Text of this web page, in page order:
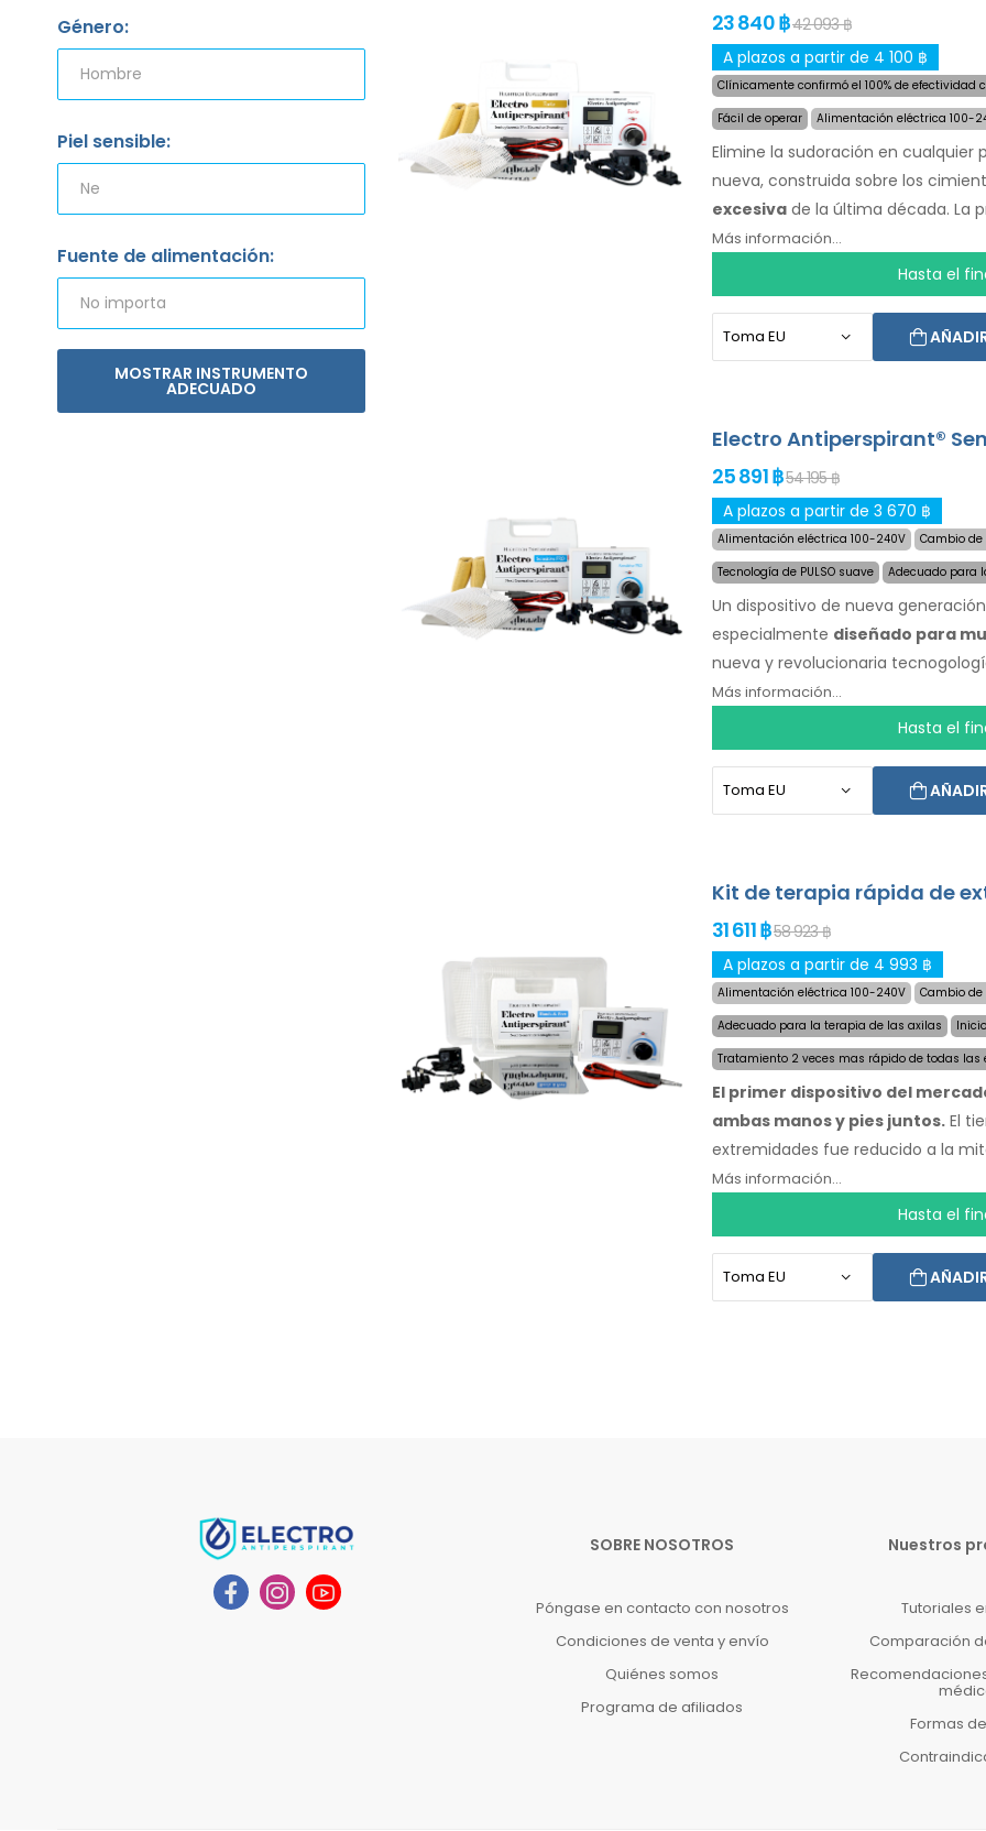
Género:
Piel sensible:
Fuente de alimentación:
MOSTRAR INSTRUMENTO
ADECUADO
insatisfacción y envío exprés
23 840 ฿42 093 ฿
A plazos a partir de 4 100 ฿
Clínicamente confirmó el 100% de efectividad
Fácil de operar
Alimentación eléctrica 100-
Elimine la sudoración en
nueva, construida sobre los
excesiva de la última década. La
que detuvo la sudoración en el
sudoración de tus manos, pies y
opcionales, la sudoración
glúteos, el pecho y otras áreas
durante mucho tiempo. Electro
disconformidad. Las intrucciones
Más información...
Hasta el
Electro Antiperspirant®
25 891 ฿54 195 ฿
A plazos a partir de 3 670 ฿
Alimentación eléctrica 100-240V Cambio
Tecnología de PULSO suave
Adecuado para
Un dispositivo de nueva
especialmente diseñado para
nueva y revolucionaria
un largo tiempo. Especialmente
manos sin ayuda de otras
producto ya incluye elenvío
devolución de dinero en caso
Más información...
Hasta el
Kit de terapia rápida de
31 611 ฿58 923 ฿
A plazos a partir de 4 993 ฿
Alimentación eléctrica 100-240V Cambio
Adecuado para la terapia de las axilas
Tratamiento 2 veces mas rápido de todas las
El primer dispositivo del
ambas manos y pies juntos. El
extremidades fue reducido a la
velocidad de los efectos se
ninguna otra persona. Tenga sus
incluye elenvío exprés a nivel
caso de disconformidad.
Más información...
Hasta el
SOBRE NOSOTROS
Póngase en contacto con nosotros
Condiciones de venta y envío
Quiénes somos
Programa de afiliados
Nuestros
Tutoriales
Comparación
Formas